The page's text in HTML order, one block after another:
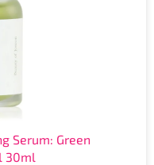
Serum: Green
30ml